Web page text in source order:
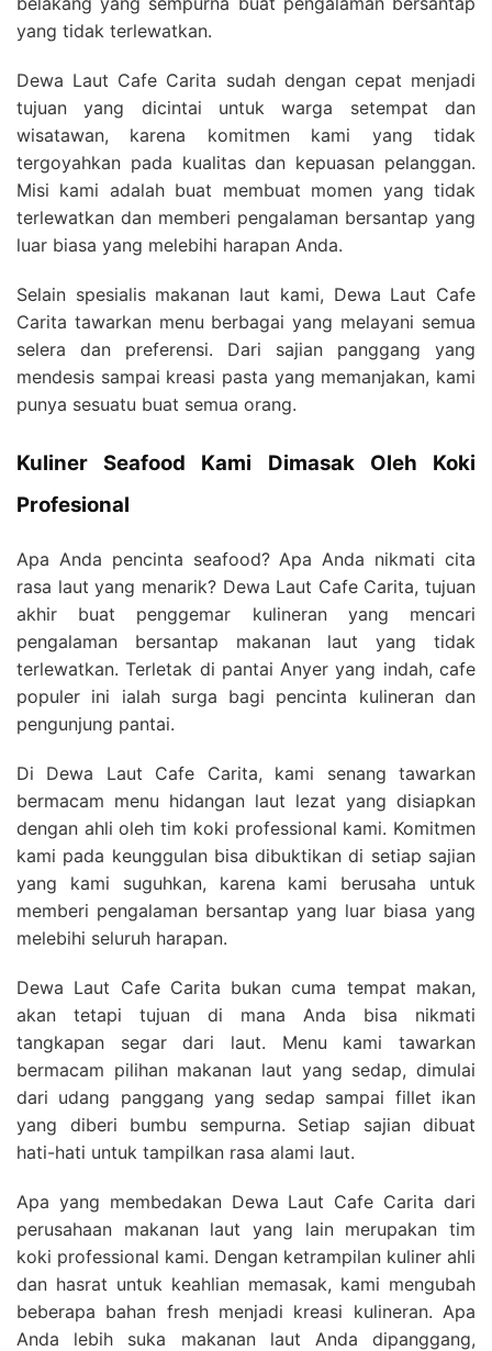
yang tidak terlewatkan.
Dewa Laut Cafe Carita sudah dengan cepat menjadi
tujuan yang dicintai untuk warga setempat dan
wisatawan, karena komitmen kami yang tidak
tergoyahkan pada kualitas dan kepuasan pelanggan.
Misi kami adalah buat membuat momen yang tidak
terlewatkan dan memberi pengalaman bersantap yang
luar biasa yang melebihi harapan Anda.
Selain spesialis makanan laut kami, Dewa Laut Cafe
Carita tawarkan menu berbagai yang melayani semua
selera dan preferensi. Dari sajian panggang yang
mendesis sampai kreasi pasta yang memanjakan, kami
punya sesuatu buat semua orang.
Kuliner Seafood Kami Dimasak Oleh Koki
Profesional
Apa Anda pencinta seafood? Apa Anda nikmati cita
rasa laut yang menarik? Dewa Laut Cafe Carita, tujuan
akhir buat penggemar kulineran yang mencari
pengalaman bersantap makanan laut yang tidak
terlewatkan. Terletak di pantai Anyer yang indah, cafe
populer ini ialah surga bagi pencinta kulineran dan
pengunjung pantai.
Di Dewa Laut Cafe Carita, kami senang tawarkan
bermacam menu hidangan laut lezat yang disiapkan
dengan ahli oleh tim koki professional kami. Komitmen
kami pada keunggulan bisa dibuktikan di setiap sajian
yang kami suguhkan, karena kami berusaha untuk
memberi pengalaman bersantap yang luar biasa yang
melebihi seluruh harapan.
Dewa Laut Cafe Carita bukan cuma tempat makan,
akan tetapi tujuan di mana Anda bisa nikmati
tangkapan segar dari laut. Menu kami tawarkan
bermacam pilihan makanan laut yang sedap, dimulai
dari udang panggang yang sedap sampai fillet ikan
yang diberi bumbu sempurna. Setiap sajian dibuat
hati-hati untuk tampilkan rasa alami laut.
Apa yang membedakan Dewa Laut Cafe Carita dari
perusahaan makanan laut yang lain merupakan tim
koki professional kami. Dengan ketrampilan kuliner ahli
dan hasrat untuk keahlian memasak, kami mengubah
beberapa bahan fresh menjadi kreasi kulineran. Apa
Anda lebih suka makanan laut Anda dipanggang,